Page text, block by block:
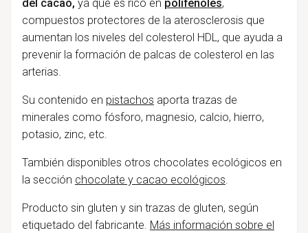
del cacao, ya que es rico en polifenoles,
compuestos protectores de la aterosclerosis que
aumentan los niveles del colesterol HDL, que ayuda a
prevenir la formación de palcas de colesterol en las
arterias.
Su contenido en pistachos aporta trazas de
minerales como fósforo, magnesio, calcio, hierro,
potasio, zinc, etc.
También disponibles otros chocolates ecológicos en
la sección chocolate y cacao ecológicos.
Producto sin gluten y sin trazas de gluten, según
etiquetado del fabricante. Más información sobre el